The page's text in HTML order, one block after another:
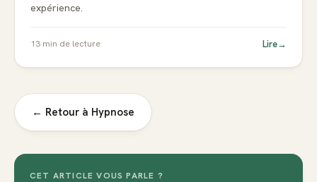
expérience.
13 min de lecture Lire→
← Retour à Hypnose
CET ARTICLE VOUS PARLE ?